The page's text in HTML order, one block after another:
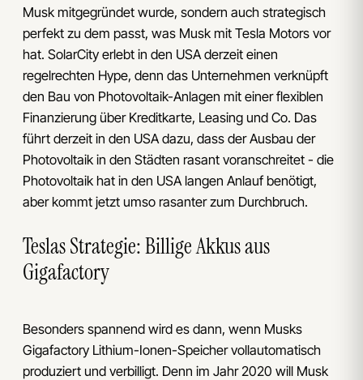
Musk mitgegründet wurde, sondern auch strategisch
perfekt zu dem passt, was Musk mit Tesla Motors vor
hat. SolarCity erlebt in den USA derzeit einen
regelrechten Hype, denn das Unternehmen verknüpft
den Bau von Photovoltaik-Anlagen mit einer flexiblen
Finanzierung über Kreditkarte, Leasing und Co. Das
führt derzeit in den USA dazu, dass der Ausbau der
Photovoltaik in den Städten rasant voranschreitet - die
Photovoltaik hat in den USA langen Anlauf benötigt,
aber kommt jetzt umso rasanter zum Durchbruch.
Teslas Strategie: Billige Akkus aus
Gigafactory
Besonders spannend wird es dann, wenn Musks
Gigafactory Lithium-Ionen-Speicher vollautomatisch
produziert und verbilligt. Denn im Jahr 2020 will Musk